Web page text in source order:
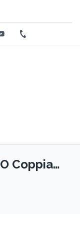
Youtube
Coppia